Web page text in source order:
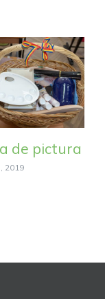
de pictura
2019